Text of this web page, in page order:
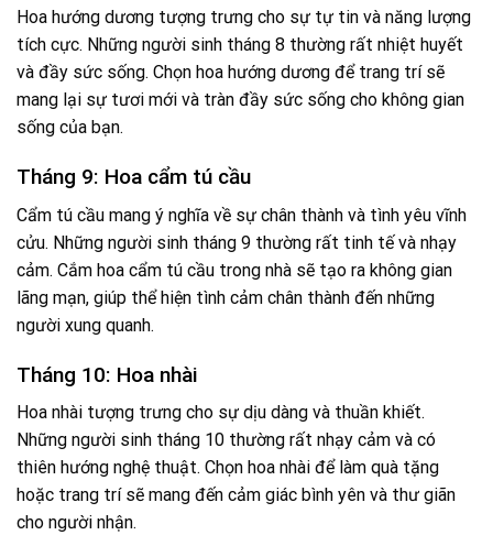
Hoa hướng dương tượng trưng cho sự tự tin và năng lượng
tích cực. Những người sinh tháng 8 thường rất nhiệt huyết
và đầy sức sống. Chọn hoa hướng dương để trang trí sẽ
mang lại sự tươi mới và tràn đầy sức sống cho không gian
sống của bạn.
Tháng 9: Hoa cẩm tú cầu
Cẩm tú cầu mang ý nghĩa về sự chân thành và tình yêu vĩnh
cửu. Những người sinh tháng 9 thường rất tinh tế và nhạy
cảm. Cắm hoa cẩm tú cầu trong nhà sẽ tạo ra không gian
lãng mạn, giúp thể hiện tình cảm chân thành đến những
người xung quanh.
Tháng 10: Hoa nhài
Hoa nhài tượng trưng cho sự dịu dàng và thuần khiết.
Những người sinh tháng 10 thường rất nhạy cảm và có
thiên hướng nghệ thuật. Chọn hoa nhài để làm quà tặng
hoặc trang trí sẽ mang đến cảm giác bình yên và thư giãn
cho người nhận.